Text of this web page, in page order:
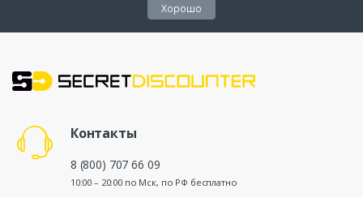
Хорошо
Контакты
8 (800) 707 66 09
10:00 – 20:00 по Мск, по РФ бесплатно